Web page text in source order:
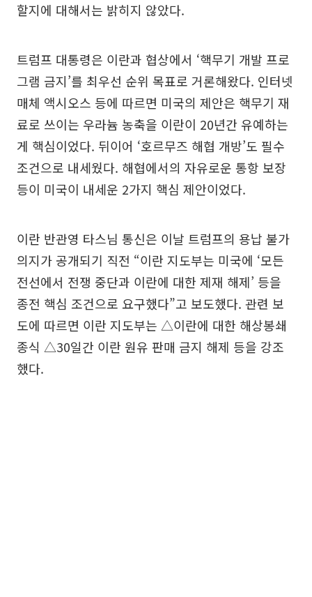
할지에 대해서는 밝히지 않았다.
트럼프 대통령은 이란과 협상에서 ‘핵무기 개발 프로
그램 금지’를 최우선 순위 목표로 거론해왔다. 인터넷
매체 액시오스 등에 따르면 미국의 제안은 핵무기 재
료로 쓰이는 우라늄 농축을 이란이 20년간 유예하는
게 핵심이었다. 뒤이어 ‘호르무즈 해협 개방’도 필수
조건으로 내세웠다. 해협에서의 자유로운 통항 보장
등이 미국이 내세운 2가지 핵심 제안이었다.
이란 반관영 타스님 통신은 이날 트럼프의 용납 불가
의지가 공개되기 직전 “이란 지도부는 미국에 ‘모든
전선에서 전쟁 중단과 이란에 대한 제재 해제’ 등을
종전 핵심 조건으로 요구했다”고 보도했다. 관련 보
도에 따르면 이란 지도부는 △이란에 대한 해상봉쇄
종식 △30일간 이란 원유 판매 금지 해제 등을 강조
했다.